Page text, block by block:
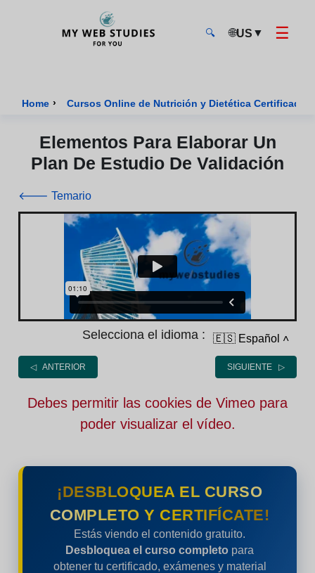
🔍 🌐US ▼ ☰
Home › Cursos Online de Nutrición y Dietética Certificados
Elementos Para Elaborar Un
Plan De Estudio De Validación
🡐 Temario
Selecciona el idioma : 🇪🇸 Español ˄
◁ ANTERIOR SIGUIENTE ▷
Debes permitir las cookies de Vimeo para
poder visualizar el vídeo.
¡DESBLOQUEA EL CURSO
COMPLETO Y CERTIFÍCATE!
Estás viendo el contenido gratuito.
Desbloquea el curso completo para
obtener tu certificado, exámenes y material